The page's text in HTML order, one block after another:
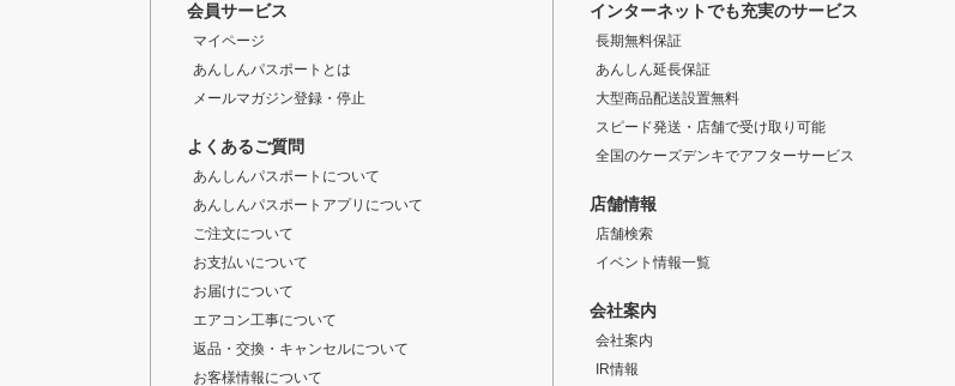
会員サービス
マイページ
あんしんパスポートとは
メールマガジン登録・停止
よくあるご質問
あんしんパスポートについて
あんしんパスポートアプリについて
ご注文について
お支払いについて
お届けについて
エアコン工事について
返品・交換・キャンセルについて
お客様情報について
インターネットでも充実のサービス
長期無料保証
あんしん延長保証
大型商品配送設置無料
スピード発送・店舗で受け取り可能
全国のケーズデンキでアフターサービス
店舗情報
店舗検索
イベント情報一覧
会社案内
会社案内
IR情報